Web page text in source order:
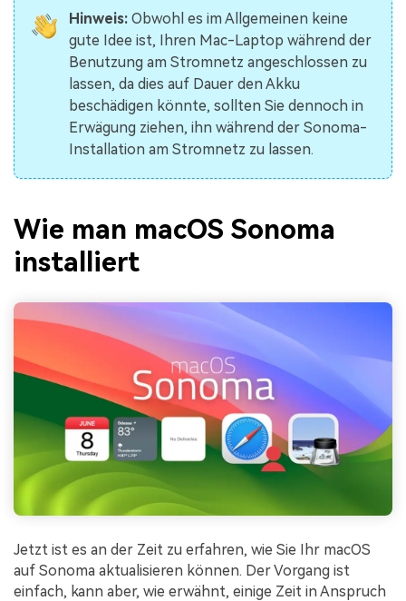
Hinweis:Obwohl es im Allgemeinen keine
gute Idee ist, Ihren Mac-Laptop während der
Benutzung am Stromnetz angeschlossen zu
lassen, da dies auf Dauer den Akku
beschädigen könnte, sollten Sie dennoch in
Erwägung ziehen, ihn während der Sonoma-
Installation am Stromnetz zu lassen.
Wie man macOS Sonoma
installiert
Jetzt ist es an der Zeit zu erfahren, wie Sie Ihr macOS
auf Sonoma aktualisieren können. Der Vorgang ist
einfach, kann aber, wie erwähnt, einige Zeit in Anspruch